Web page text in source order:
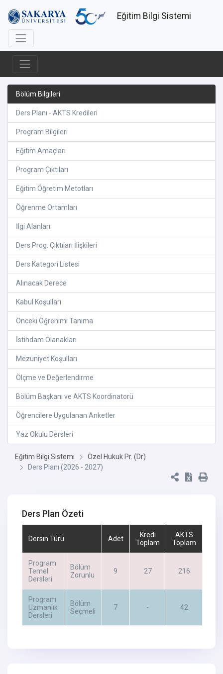
Eğitim Bilgi Sistemi
Bölüm Bilgileri
Ders Planı - AKTS Kredileri
Program Bilgileri
Eğitim Amaçları
Program Çıktıları
Eğitim Öğretim Metotları
Öğrenme Ortamları
İlgi Alanları
Ders Prog. Çıktıları İlişkileri
Ders Kategori Listesi
Alınacak Derece
Kabul Koşulları
Önceki Öğrenimi Tanıma
İstihdam Olanakları
Mezuniyet Koşulları
Ölçme ve Değerlendirme
Bölüm Başkanı ve AKTS Koordinatorü
Öğrencilere Uygulanan Anketler
Yaz Okulu Dersleri
Eğitim Bilgi Sistemi
Özel Hukuk Pr. (Dr)
Ders Planı (2026 - 2027)
Ders Plan Özeti
Dersin Türü Adet
Kredi
Toplam
AKTS
Toplam
Program
Temel
Dersleri
Bölüm
Zorunlu
9 27 216
Program
Uzmanlık
Dersleri
Bölüm
Seçmeli
7 - 42